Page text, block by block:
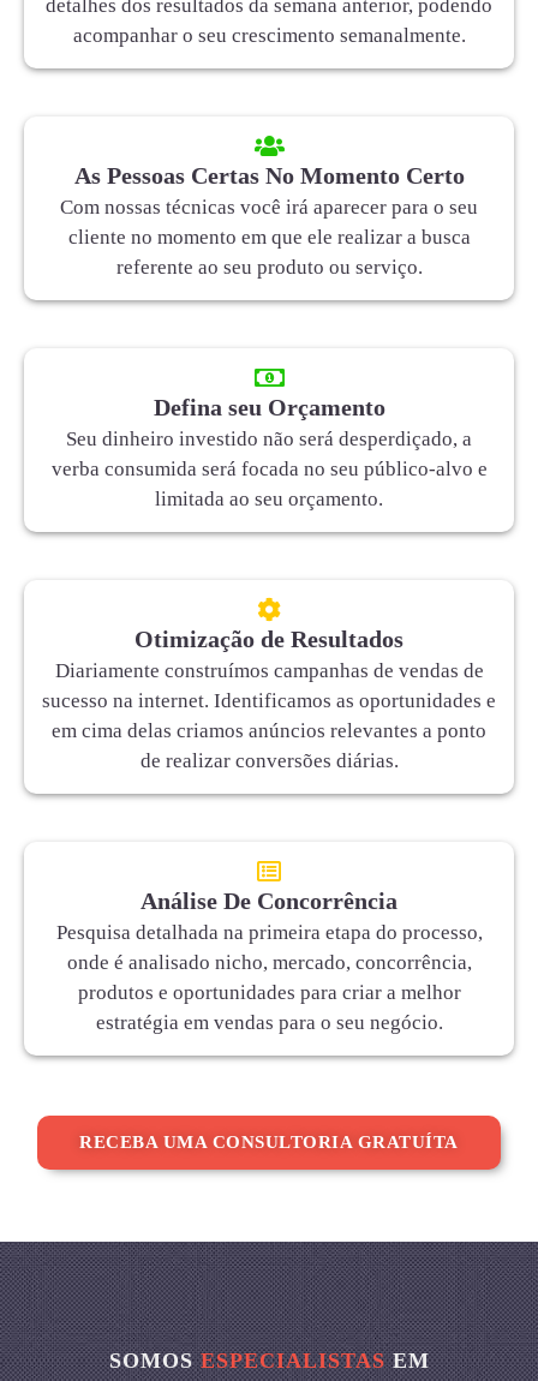
detalhes dos resultados da semana anterior, podendo
acompanhar o seu crescimento semanalmente.
As Pessoas Certas No Momento Certo
Com nossas técnicas você irá aparecer para o seu
cliente no momento em que ele realizar a busca
referente ao seu produto ou serviço.
Defina seu Orçamento
Seu dinheiro investido não será desperdiçado, a
verba consumida será focada no seu público-alvo e
limitada ao seu orçamento.
Otimização de Resultados
Diariamente construímos campanhas de vendas de
sucesso na internet. Identificamos as oportunidades e
em cima delas criamos anúncios relevantes a ponto
de realizar conversões diárias.
Análise De Concorrência
Pesquisa detalhada na primeira etapa do processo,
onde é analisado nicho, mercado, concorrência,
produtos e oportunidades para criar a melhor
estratégia em vendas para o seu negócio.
RECEBA UMA CONSULTORIA GRATUÍTA
SOMOSESPECIALISTASEM